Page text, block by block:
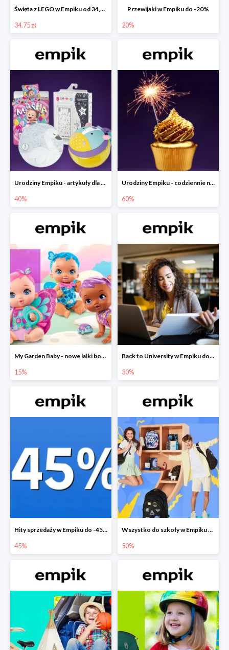
Święta z LEGO w Empiku od 34,75 zł
34.75 zł
Przewijaki w Empiku do -20%
20%
Urodziny Empiku - artykuły dla mamy i dziecka do -40%
40%
Urodziny Empiku - codziennie nowe okazje nawet do -60%
60%
My Garden Baby - nowe lalki bobaski w Empiku do -15%
15%
Back to University w Empiku do -30%
30%
Hity sprzedaży w Empiku do -45%
45%
Wszystko do szkoły w Empiku do -50%
50%